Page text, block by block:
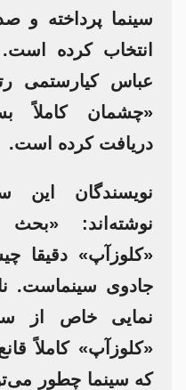
سینما پرداخته و
انتخاب کرده
عباس کیارستمی
«چشمان کاملاً
دریافت کرده است.
نویسندگان این
نوشته‌اند: «بحث
«کلوزآپ» دقیقا
جادوی سینماست.
نمایی خاص از
«کلوزآپ» کاملاً
که سینما چطور